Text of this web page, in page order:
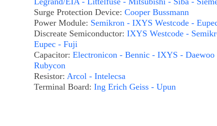
Surge Protection Device: Cooper Bussmann
Power Module: Semikron - IXYS Westcode -
Discreate Semiconductor: IXYS Westcode -
Eupec - Fuji
Capacitor: Electronicon - Bennic - IXYS - Daewoo
Rubycon
Resistor: Arcol - Intelecsa
Terminal Board: Ing Erich Geiss - Upun